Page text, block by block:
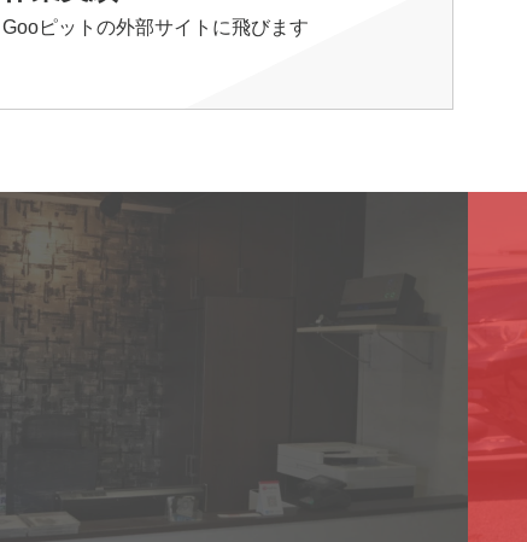
Gooピットの外部サイトに飛びます